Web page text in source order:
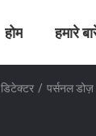
होम हमारे
/ पर्सनल